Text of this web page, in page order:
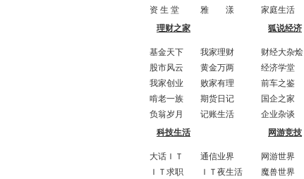
资 生 堂
雅 漾
家庭生活
理财之家
基金天下
我家理财
股市风云
黄金万两
我家创业
败家有理
啃老一族
期货日记
负翁岁月
记账生活
狐说经济
财经大杂烩
经济学堂
前车之鉴
国企之家
企业杂谈
科技生活
大话ＩＴ
通信业界
ＩＴ求职
ＩＴ夜生活
网游竞技
网游世界
魔兽世界